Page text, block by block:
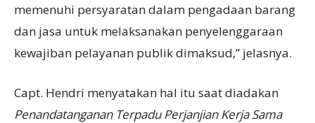
memenuhi persyaratan dalam pengadaan barang
dan jasa untuk melaksanakan penyelenggaraan
kewajiban pelayanan publik dimaksud,” jelasnya.
Capt. Hendri menyatakan hal itu saat diadakan
Penandatanganan Terpadu Perjanjian KerjaSama